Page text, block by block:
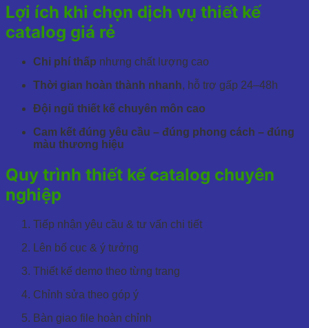
Lợi ích khi chọn dịch vụ thiết kế
catalog giá rẻ
Chi phí thấp nhưng chất lượng cao
Thời gian hoàn thành nhanh, hỗ trợ gấp 24–48h
Đội ngũ thiết kế chuyên môn cao
Cam kết đúng yêu cầu – đúng phong cách – đúng
màu thương hiệu
Quy trình thiết kế catalog chuyên
nghiệp
Tiếp nhận yêu cầu & tư vấn chi tiết
Lên bố cục & ý tưởng
Thiết kế demo theo từng trang
Chỉnh sửa theo góp ý
Bàn giao file hoàn chỉnh